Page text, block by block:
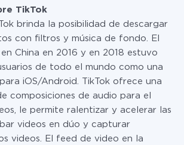
un plan de tarifa gratuita o cambiar a
necesario. Más detalles sobre
TikTok
brinda la posibilidad de descargar
con filtros y música de fondo. El
China en 2016 y en 2018 estuvo
de todo el mundo como una
iOS/Android. TikTok ofrece una
composiciones de audio para el
le permite ralentizar y acelerar las
videos en dúo y capturar
videos. El feed de video en la